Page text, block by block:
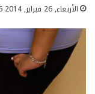
الأربعاء, 26 فبراير, 2014 1:46 م